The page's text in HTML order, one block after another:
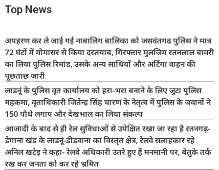
Top News
अपहरण कर ले जाई गई नाबालिग बालिका को जसवंतगढ पुलिस ने मात्र
72 घंटों में मोमासर से किया दस्तयाब, गिरफ्तार मुलजिम रतनलाल बावरी
का लिया पुलिस रिमांड, उसके अन्य साथियों और अर्टिगा वाहन की
पूछताछ जारी
लाडनूं के पुलिस वृत कार्यालय को हरा-भरा बनाने के लिए जुटा पुलिस
महकमा, वृताधिकारी जितेन्द्र सिंह चारण के नेतृत्व में पुलिस के जवानों ने
150 पौधे लगाए और देखभाल का लिया संकल्प
आजादी के बाद से ही रेल सुविधाओं से उपेक्षित रखा जा रहा है रतनगढ़-
डेगाना खंड के लाडनूं-डीडवाना का विस्तृत क्षेत्र, रेलवे सलाहकार रहे
अनिल खटेड़ ने कहा- रेलवे अधिकारी उतरे हुए हैं मनमानी पर, बेतुके तर्क
रख कर जनता को कर रहे भ्रमित